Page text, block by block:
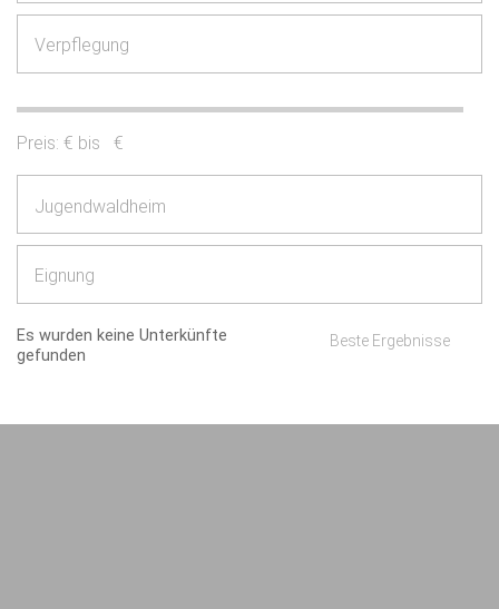
Verpflegung
Preis: € bis €
Jugendwaldheim
Eignung
Es wurden keine Unterkünfte
gefunden
Beste Ergebnisse